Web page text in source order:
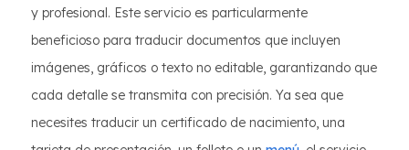
y profesional. Este servicio es particularmente
beneficioso para traducir documentos que incluyen
imágenes, gráficos o texto no editable, garantizando que
cada detalle se transmita con precisión. Ya sea que
necesites traducir un certificado de nacimiento, una